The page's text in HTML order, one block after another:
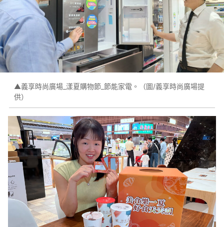
▲義享時尚廣場_漾夏購物節_節能家電。（圖/義享時尚廣場提
供）